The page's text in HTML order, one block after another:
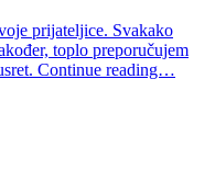
prijateljice. Svakako
toplo preporučujem
Continue reading…